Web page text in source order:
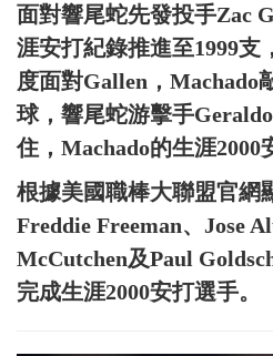
面對響尾蛇先發投手Zac
涯安打紀錄推進至1999支
度面對Gallen，Machado
球，響尾蛇游擊手
住，Machado的生涯2000
根據美國職棒大聯盟官網
Freddie Freeman、Jose
McCutchen及Paul
完成生涯2000安打選手。